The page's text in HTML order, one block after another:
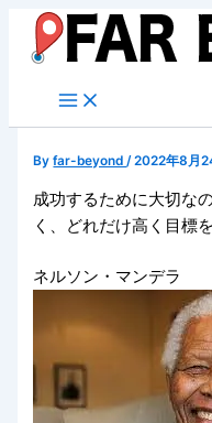
キ
Byfar-beyond/2022年8月
成功するために大切な
く、どれだけ高く目標
ネルソン・マンデラ